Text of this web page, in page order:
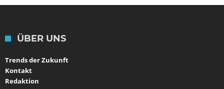
ÜBER UNS
Trends der Zukunft
Kontakt
Redaktion